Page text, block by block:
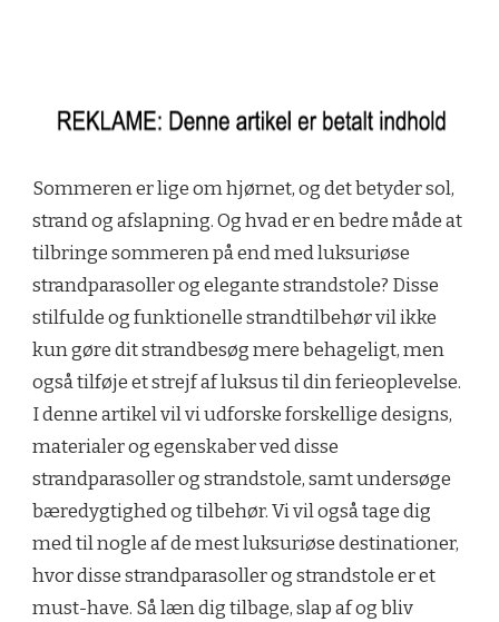
Sommeren er lige om hjørnet, og det betyder sol,
strand og afslapning. Og hvad er en bedre måde at
tilbringe sommeren på end med luksuriøse
strandparasoller og elegante strandstole? Disse
stilfulde og funktionelle strandtilbehør vil ikke
kun gøre dit strandbesøg mere behageligt, men
også tilføje et strejf af luksus til din ferieoplevelse.
I denne artikel vil vi udforske forskellige designs,
materialer og egenskaber ved disse
strandparasoller og strandstole, samt undersøge
bæredygtighed og tilbehør. Vi vil også tage dig
med til nogle af de mest luksuriøse destinationer,
hvor disse strandparasoller og strandstole er et
must-have. Så læn dig tilbage, slap af og bliv